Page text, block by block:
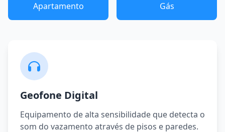
Apartamento Gás
Geofone Digital
Equipamento de alta sensibilidade que detecta o
som do vazamento através de pisos e paredes.